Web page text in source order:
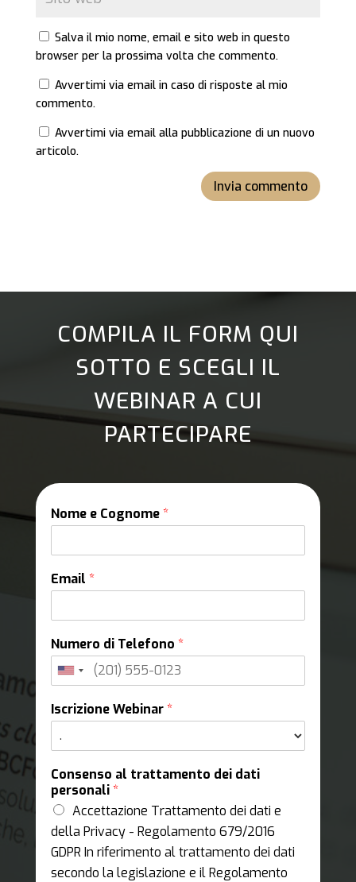
Salva il mio nome, email e sito web in questo
browser per la prossima volta che commento.
Avvertimi via email in caso di risposte al mio
commento.
Avvertimi via email alla pubblicazione di un nuovo
articolo.
Invia commento
COMPILA IL FORM QUI
SOTTO E SCEGLI IL
WEBINAR A CUI
PARTECIPARE
Nome e Cognome*
Email *
Numero di Telefono *
Iscrizione Webinar*
Consenso al trattamento dei dati
personali*
Accettazione Trattamento dei dati e
della Privacy - Regolamento 679/2016
GDPR In riferimento al trattamento dei dati
secondo la legislazione e il Regolamento